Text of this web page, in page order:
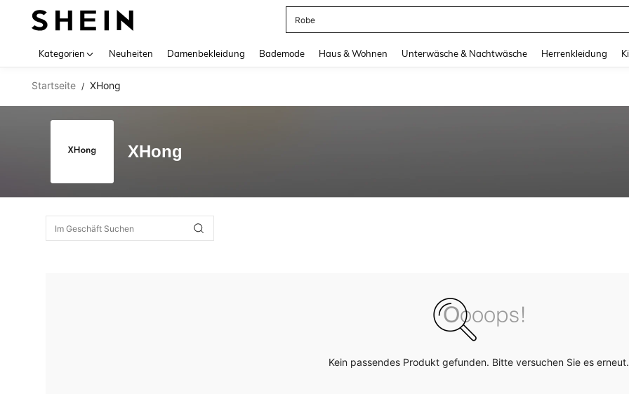
Robe
Kategorien Neuheiten Damenbekleidung Bademode Haus & Wohnen Unterwäsche & Nachtwäsche Herrenkleidung
Startseite / XHong
XHong
Kein passendes Produkt gefunden. Bitte versuchen Sie es erneut.